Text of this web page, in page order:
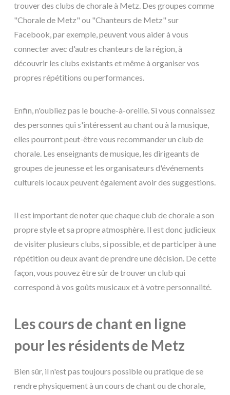
trouver des clubs de chorale à Metz. Des groupes comme
"Chorale de Metz" ou "Chanteurs de Metz" sur
Facebook, par exemple, peuvent vous aider à vous
connecter avec d'autres chanteurs de la région, à
découvrir les clubs existants et même à organiser vos
propres répétitions ou performances.
Enfin, n'oubliez pas le bouche-à-oreille. Si vous connaissez
des personnes qui s'intéressent au chant ou à la musique,
elles pourront peut-être vous recommander un club de
chorale. Les enseignants de musique, les dirigeants de
groupes de jeunesse et les organisateurs d'événements
culturels locaux peuvent également avoir des suggestions.
Il est important de noter que chaque club de chorale a son
propre style et sa propre atmosphère. Il est donc judicieux
de visiter plusieurs clubs, si possible, et de participer à une
répétition ou deux avant de prendre une décision. De cette
façon, vous pouvez être sûr de trouver un club qui
correspond à vos goûts musicaux et à votre personnalité.
Les cours de chant en ligne
pour les résidents de Metz
Bien sûr, il n'est pas toujours possible ou pratique de se
rendre physiquement à un cours de chant ou de chorale,